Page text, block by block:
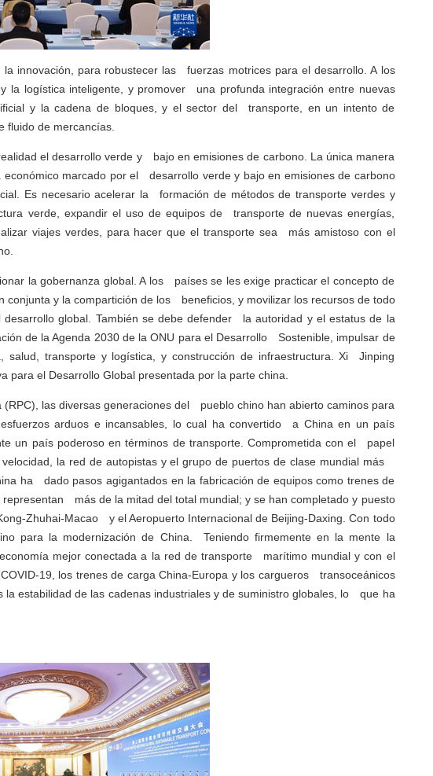
innovación, para robustecer las fuerzas motrices para el desarrollo. A los
la logística inteligente, y promover una profunda integración entre nuevas
y la cadena de bloques, y el sector del transporte, en un intento de
de mercancías.
el desarrollo verde y bajo en emisiones de carbono. La única manera
marcado por el desarrollo verde y bajo en emisiones de carbono
Es necesario acelerar la formación de métodos de transporte verdes y
verde, expandir el uso de equipos de transporte de nuevas energías,
viajes verdes, para hacer que el transporte sea más amistoso con el
la gobernanza global. A los países se les exige practicar el concepto de
y la compartición de los beneficios, y movilizar los recursos de todo
global. También se debe defender la autoridad y el estatus de la
de la Agenda 2030 de la ONU para el Desarrollo Sostenible, impulsar de
transporte y logística, y construcción de infraestructura. Xi Jinping
el Desarrollo Global presentada por la parte china.
las diversas generaciones del pueblo chino han abierto caminos para
arduos e incansables, lo cual ha convertido a China en un país
un país poderoso en términos de transporte. Comprometida con el papel
la red de autopistas y el grupo de puertos de clase mundial más
ha dado pasos agigantados en la fabricación de equipos como trenes de
más de la mitad del total mundial; y se han completado y puesto
Zhuhai-Macao y el Aeropuerto Internacional de Beijing-Daxing. Con todo
para la modernización de China. Teniendo firmemente en la mente la
mejor conectada a la red de transporte marítimo mundial y con el
19, los trenes de carga China-Europa y los cargueros transoceánicos
estabilidad de las cadenas industriales y de suministro globales, lo que ha